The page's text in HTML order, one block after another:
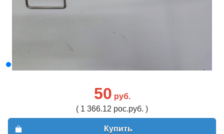
50 руб.
( 1 366.12 рос.руб. )
Купить